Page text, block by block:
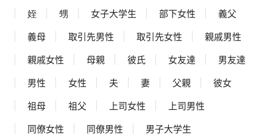
ハンドタオル・ハンカチ
の＋αにおすすめです。
姪
甥 女子大学生 部下女性
義父
義母
取引先男性 取引先女性
親戚男性
親戚女性
母親 彼氏 女友達
男友達
男性
女性 夫 妻 父親
彼女
祖母
祖父 上司女性
上司男性
同僚女性
同僚男性 男子大学生